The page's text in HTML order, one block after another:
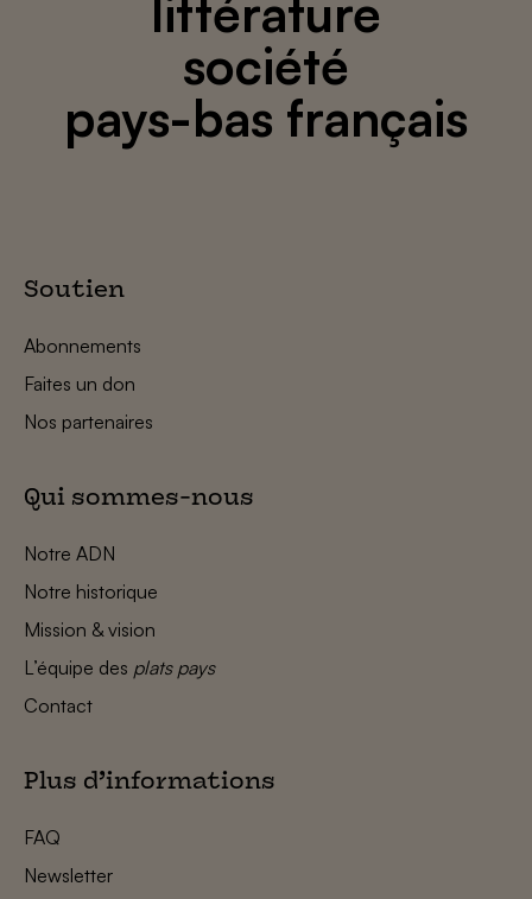
littérature
société
pays-bas français
Soutien
Abonnements
Faites un don
Nos partenaires
Qui sommes-nous
Notre ADN
Notre historique
Mission & vision
L’équipe des plats pays
Contact
Plus d’informations
FAQ
Newsletter